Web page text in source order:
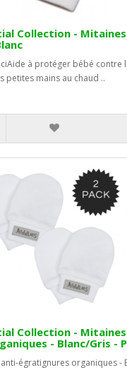
Collection -
à protéger bébé contre
petites mains au chaud ..
Collection -
- Blanc/Gris -
égratignures organiques -